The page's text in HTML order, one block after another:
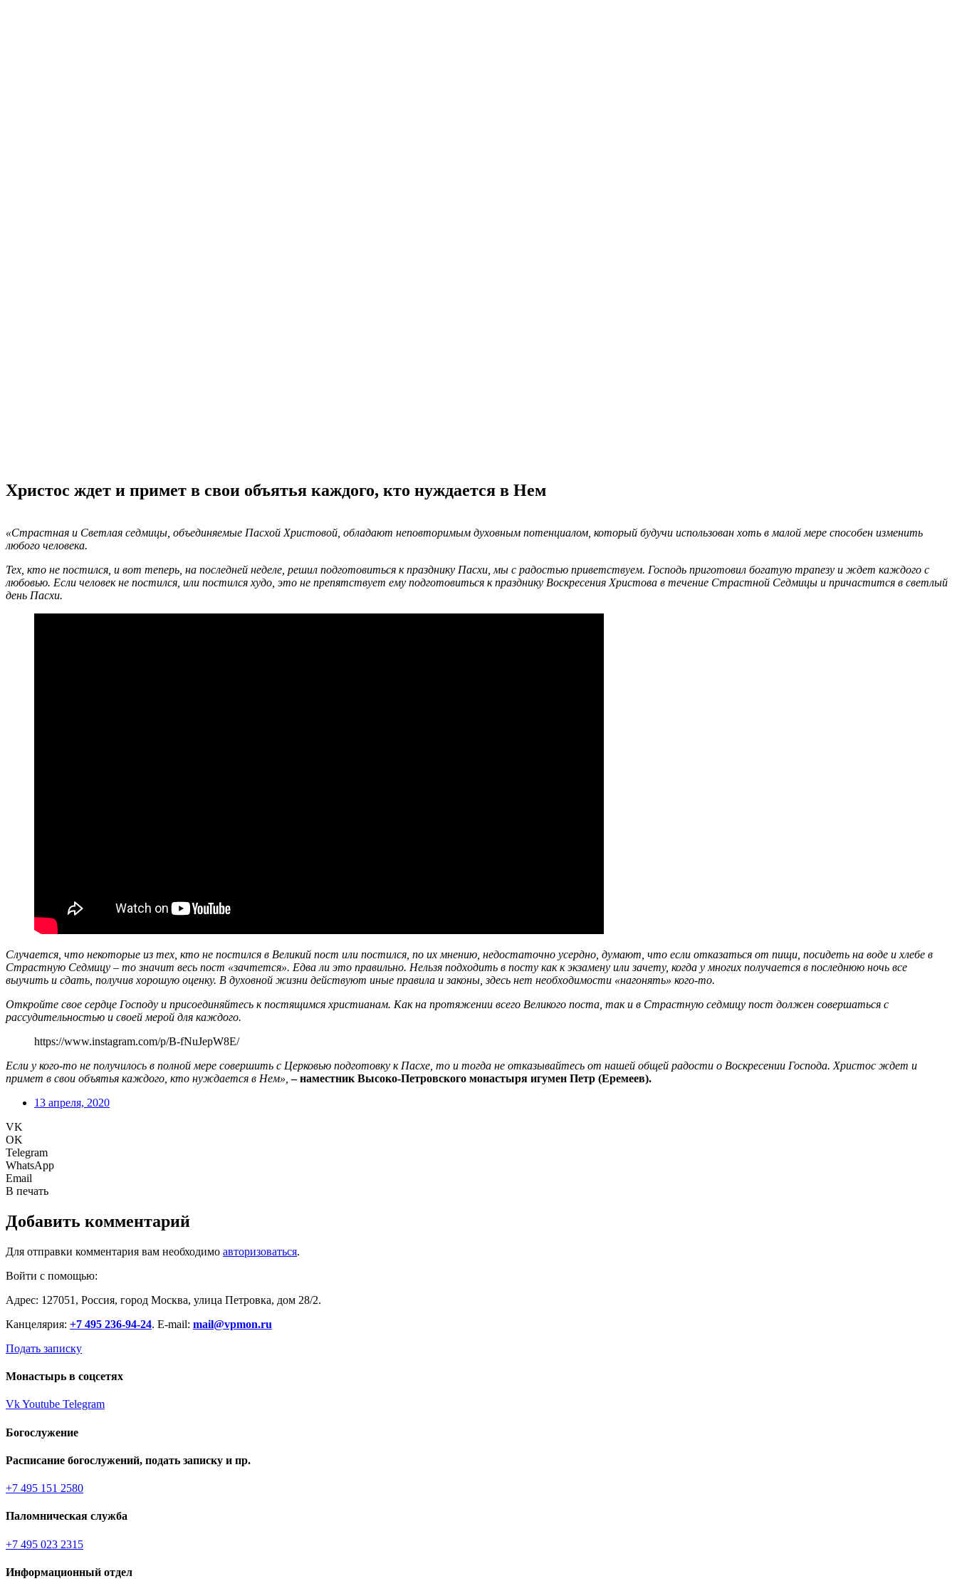
Христос ждет и примет в свои объятья каждого, кто нуждается в Нем
«Страстная и Светлая седмицы, объединяемые Пасхой Христовой, обладают неповторимым духовным потенциалом, который будучи использован хоть в малой мере способен изменить
любого человека.
Тех, кто не постился, и вот теперь, на последней неделе, решил подготовиться к празднику Пасхи, мы с радостью приветствуем. Господь приготовил богатую трапезу и ждет каждого с
любовью. Если человек не постился, или постился худо, это не препятствует ему подготовиться к празднику Воскресения Христова в течение Страстной Седмицы и причастится в светлый
день Пасхи.
Случается, что некоторые из тех, кто не постился в Великий пост или постился, по их мнению, недостаточно усердно, думают, что если отказаться от пищи, посидеть на воде и хлебе в
Страстную Седмицу – то значит весь пост «зачтется». Едва ли это правильно. Нельзя подходить в посту как к экзамену или зачету, когда у многих получается в последнюю ночь все
выучить и сдать, получив хорошую оценку. В духовной жизни действуют иные правила и законы, здесь нет необходимости «нагонять» кого-то.
Откройте свое сердце Господу и присоединяйтесь к постящимся христианам. Как на протяжении всего Великого поста, так и в Страстную седмицу пост должен совершаться с
рассудительностью и своей мерой для каждого.
https://www.instagram.com/p/B-fNuJepW8E/
Если у кого-то не получилось в полной мере совершить с Церковью подготовку к Пасхе, то и тогда не отказывайтесь от нашей общей радости о Воскресении Господа. Христос ждет и
примет в свои объятья каждого, кто нуждается в Нем», – наместник Высоко-Петровского монастыря игумен Петр (Еремеев).
13 апреля, 2020
VK
OK
Telegram
WhatsApp
Email
В печать
Добавить комментарий
Для отправки комментария вам необходимо авторизоваться.
Войти с помощью:
Адрес: 127051, Россия, город Москва, улица Петровка, дом 28/2.
Канцелярия: +7 495 236-94-24. E-mail: mail@vpmon.ru
Подать записку
Монастырь в соцсетях
VkYoutube Telegram
Богослужение
Расписание богослужений, подать записку и пр.
+7 495 151 2580
Паломническая служба
+7 495 023 2315
Информационный отдел